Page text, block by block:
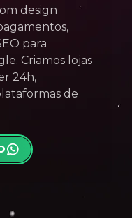
design
para
Criamos lojas
24h,
de